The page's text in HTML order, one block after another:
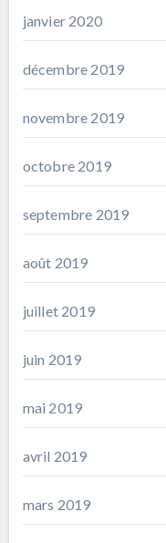
janvier 2020
décembre 2019
novembre 2019
octobre 2019
septembre 2019
août 2019
juillet 2019
juin 2019
mai 2019
avril 2019
mars 2019